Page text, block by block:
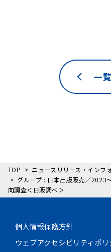
一
TOP
ニュースリリース・インフ
グループ : 日本出版販売／
向調査＜日販調べ＞
個人情報保護方針
ウェブアクセシビリティポリ